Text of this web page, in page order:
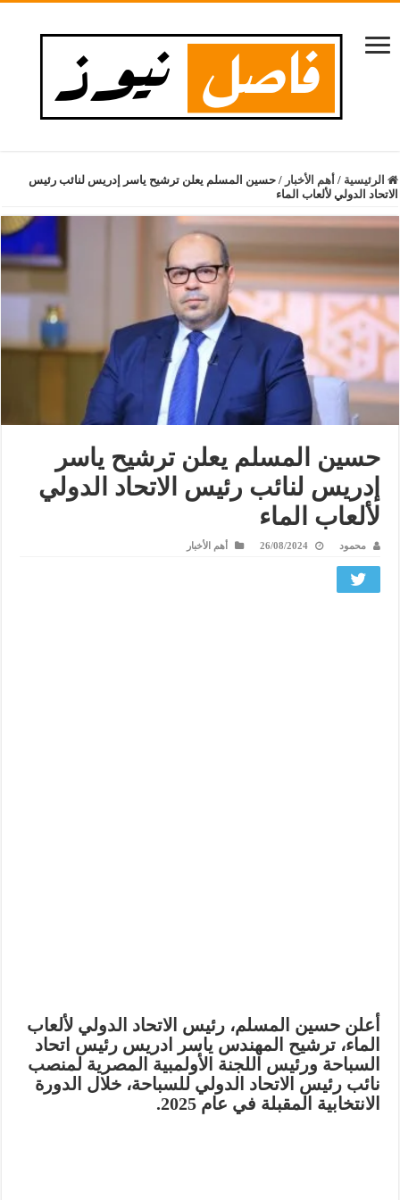
الرئيسية / أهم الأخبار / حسين المسلم يعلن ترشيح ياسر إدريس لنائب رئيس
الاتحاد الدولي لألعاب الماء
حسين المسلم يعلن ترشيح ياسر
إدريس لنائب رئيس الاتحاد الدولي
لألعاب الماء
محمود 26/08/2024 أهم الأخبار
أعلن حسين المسلم، رئيس الاتحاد الدولي لألعاب
الماء، ترشيح المهندس ياسر ادريس رئيس اتحاد
السباحة ورئيس اللجنة الأولمبية المصرية لمنصب
نائب رئيس الاتحاد الدولي للسباحة، خلال الدورة
الانتخابية المقبلة في عام 2025.